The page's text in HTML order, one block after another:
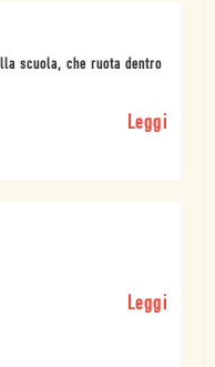
scuola, che ruota dentro
Leggi
Leggi